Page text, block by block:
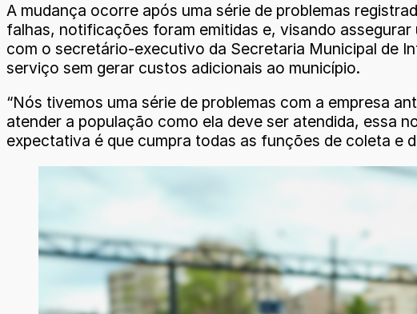
A mudança ocorre após uma série de problemas
falhas, notificações foram emitidas e, visando
com o secretário-executivo da Secretaria Municipal de
serviço sem gerar custos adicionais ao município.
“Nós tivemos uma série de problemas com a empresa
atender a população como ela deve ser atendida, essa
expectativa é que cumpra todas as funções de coleta e